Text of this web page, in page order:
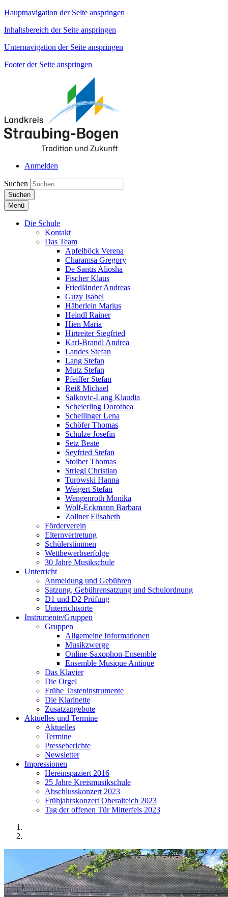
Hauptnavigation der Seite anspringen
Inhaltsbereich der Seite anspringen
Unternavigation der Seite anspringen
Footer der Seite anspringen
Anmelden
Suchen
Suchen
Menü
Die Schule
Kontakt
Das Team
Apfelböck Verena
Charamsa Gregory
De Santis Aliosha
Fischer Klaus
Friedländer Andreas
Guzy Isabel
Häberlein Marius
Heindl Rainer
Hien Maria
Hirtreiter Siegfried
Karl-Brandl Andrea
Landes Stefan
Lang Stefan
Mutz Stefan
Pfeiffer Stefan
Reiß Michael
Salkovic-Lang Klaudia
Scheierling Dorothea
Schellinger Lena
Schöfer Thomas
Schulze Josefin
Setz Beate
Seyfried Stefan
Stoiber Thomas
Striegl Christian
Turowski Hanna
Weigert Stefan
Wengenroth Monika
Wolf-Eckmann Barbara
Zollner Elisabeth
Förderverein
Elternvertretung
Schülerstimmen
Wettbewerbserfolge
30 Jahre Musikschule
Unterricht
Anmeldung und Gebühren
Satzung, Gebührensatzung und Schulordnung
D1 und D2 Prüfung
Unterrichtsorte
Instrumente/Gruppen
Gruppen
Allgemeine Informationen
Musikzwerge
Online-Saxophon-Ensemble
Ensemble Musique Antique
Das Klavier
Die Orgel
Frühe Tasteninstrumente
Die Klarinette
Zusatzangebote
Aktuelles und Termine
Aktuelles
Termine
Presseberichte
Newsletter
Impressionen
Hereinspaziert 2016
25 Jahre Kreismusikschule
Abschlusskonzert 2023
Frühjahrskonzert Oberalteich 2023
Tag der offenen Tür Mitterfels 2023